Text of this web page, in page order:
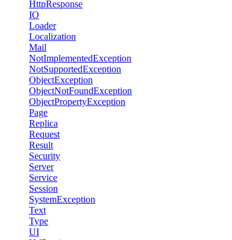
HttpResponse
IO
Loader
Localization
Mail
NotImplementedException
NotSupportedException
ObjectException
ObjectNotFoundException
ObjectPropertyException
Page
Replica
Request
Result
Security
Server
Service
Session
SystemException
Text
Type
UI